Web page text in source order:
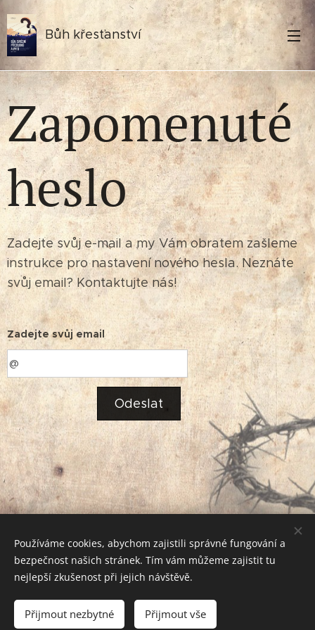
Bůh křesťanství
Zapomenuté
heslo
Zadejte svůj e-mail a my Vám obratem zašleme
instrukce pro nastavení nového hesla. Neznáte
svůj email? Kontaktujte nás!
Zadejte svůj email
Odeslat
Kopírování textů bez souhlasu autora je zakázáno!
Líbí se vám obsah? Podpořte jej sdílením. Děkuji!
Jazyky
Čeština
Slovenčina
Používáme cookies, abychom zajistili správné fungování a
bezpečnost našich stránek. Tím vám můžeme zajistit tu
nejlepší zkušenost při jejich návštěvě.
Přijmout nezbytné Přijmout vše